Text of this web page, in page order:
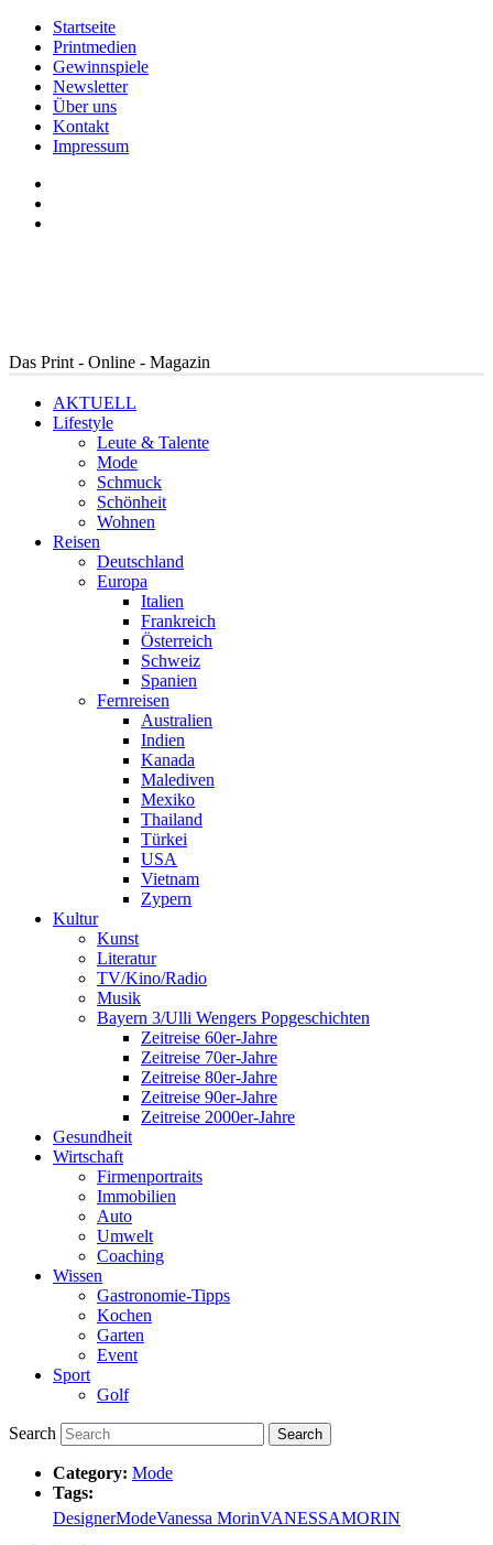
Startseite
Printmedien
Gewinnspiele
Newsletter
Über uns
Kontakt
Impressum
Das Print - Online - Magazin
AKTUELL
Lifestyle
Leute & Talente
Mode
Schmuck
Schönheit
Wohnen
Reisen
Deutschland
Europa
Italien
Frankreich
Österreich
Schweiz
Spanien
Fernreisen
Australien
Indien
Kanada
Malediven
Mexiko
Thailand
Türkei
USA
Vietnam
Zypern
Kultur
Kunst
Literatur
TV/Kino/Radio
Musik
Bayern 3/Ulli Wengers Popgeschichten
Zeitreise 60er-Jahre
Zeitreise 70er-Jahre
Zeitreise 80er-Jahre
Zeitreise 90er-Jahre
Zeitreise 2000er-Jahre
Gesundheit
Wirtschaft
Firmenportraits
Immobilien
Auto
Umwelt
Coaching
Wissen
Gastronomie-Tipps
Kochen
Garten
Event
Sport
Golf
Search
Category: Mode
Tags:
DesignerModeVanessa MorinVANESSAMORIN